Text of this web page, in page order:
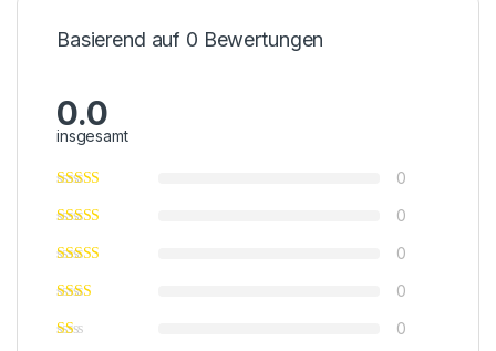
Basierend auf 0 Bewertungen
0.0
insgesamt
0
0
0
0
0